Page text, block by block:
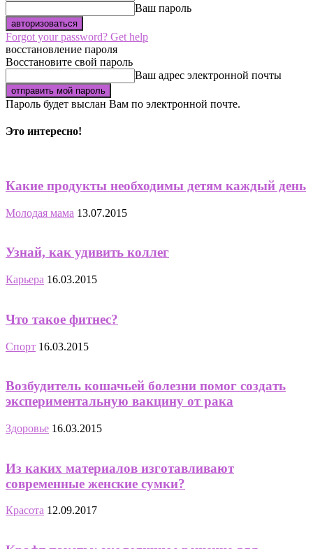
Ваш пароль
Forgot your password? Get help
восстановление пароля
Восстановите свой пароль
Ваш адрес электронной почты
Пароль будет выслан Вам по электронной почте.
Это интересно!
Какие продукты необходимы детям каждый день
Молодая мама 13.07.2015
Узнай, как удивить коллег
Карьера 16.03.2015
Что такое фитнес?
Спорт 16.03.2015
Возбудитель кошачьей болезни помог создать
экспериментальную вакцину от рака
Здоровье 16.03.2015
Из каких материалов изготавливают
современные женские сумки?
Красота 12.09.2017